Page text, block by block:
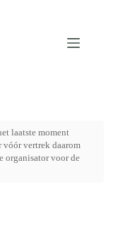
laatste moment
vertrek daarom
organisator voor de